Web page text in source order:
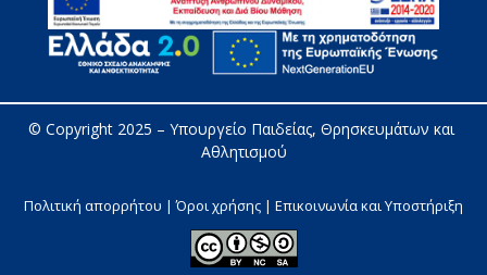
© Copyright 2025 – Υπουργείο Παιδείας, Θρησκευμάτων και
Αθλητισμού
Πολιτική απορρήτου | Όροι χρήσης | Επικοινωνία και Υποστήριξη